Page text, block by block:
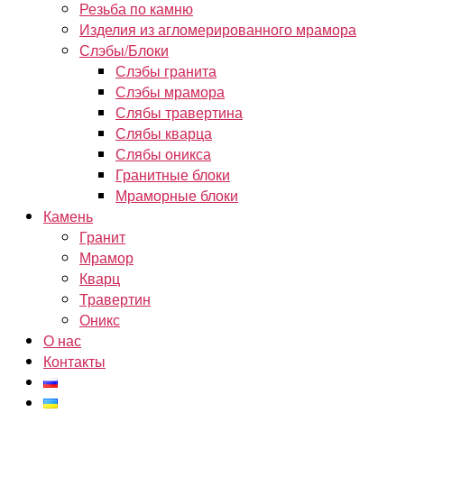
Резьба по камню
Изделия из агломерированного мрамора
Слэбы/Блоки
Слэбы гранита
Слэбы мрамора
Слябы травертина
Слябы кварца
Слябы оникса
Гранитные блоки
Мраморные блоки
Камень
Гранит
Мрамор
Кварц
Травертин
Оникс
О нас
Контакты